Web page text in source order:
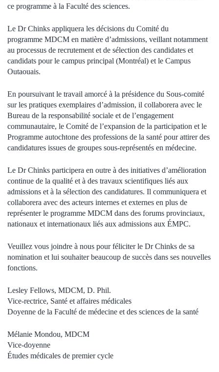
ce programme à la Faculté des sciences.
Le DrChinks appliquera les décisions du Comité du
programme MDCM en matière d’admissions, veillant notamment
au processus de recrutement et de sélection des candidates et
candidats pour le campus principal (Montréal) et le Campus
Outaouais.
En poursuivant le travail amorcé à la présidence du Sous-comité
sur les pratiques exemplaires d’admission, il collaborera avec le
Bureau de la responsabilité sociale et de l’engagement
communautaire, le Comité de l’expansion de la participation et le
Programme autochtone des professions de la santé pour attirer des
candidatures issues de groupes sous-représentés en médecine.
Le DrChinks participera en outre à des initiatives d’amélioration
continue de la qualité et à des travaux scientifiques liés aux
admissions et à la sélection des candidatures. Il communiquera et
collaborera avec des acteurs internes et externes en plus de
représenter le programme MDCM dans des forums provinciaux,
nationaux et internationaux liés aux admissions aux ÉMPC.
Veuillez vous joindre à nous pour féliciter le DrChinks de sa
nomination et lui souhaiter beaucoup de succès dans ses nouvelles
fonctions.
Lesley Fellows, MDCM, D. Phil.
Vice-rectrice, Santé et affaires médicales
Doyenne de la Faculté de médecine et des sciences de la santé
Mélanie Mondou, MDCM
Vice-doyenne
Études médicales de premier cycle